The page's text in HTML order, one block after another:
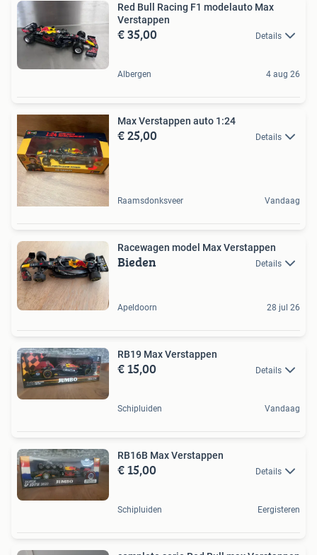
Red Bull Racing F1 modelauto Max
Verstappen
€ 35,00 Details
Albergen 4 aug 26
Max Verstappen auto 1:24
€ 25,00 Details
Raamsdonksveer Vandaag
Racewagen model Max Verstappen
Bieden Details
Apeldoorn 28 jul 26
RB19 Max Verstappen
€ 15,00 Details
Schipluiden Vandaag
RB16B Max Verstappen
€ 15,00 Details
Schipluiden Eergisteren